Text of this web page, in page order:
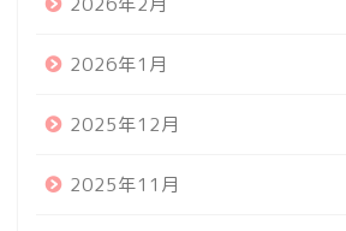
2026年1月
2025年12月
2025年11月